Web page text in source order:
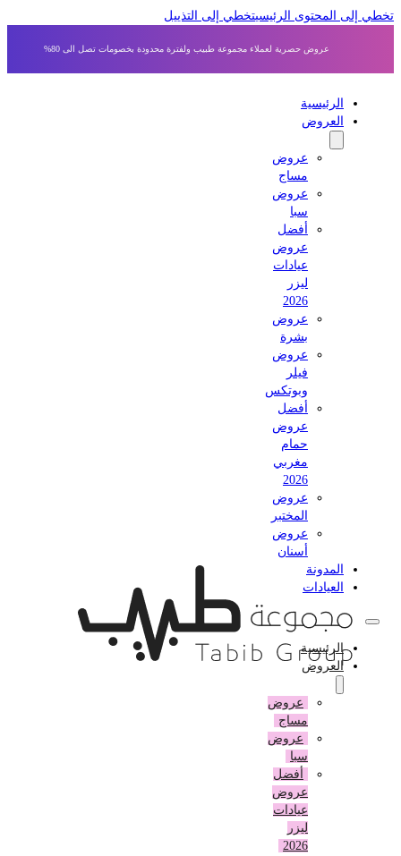
إلى المحتوى الرئيسي تخطي إلى التذييل
عروض حصرية لعملاء مجموعة طبيب ولفترة محدودة بخصومات تصل الى 80%
الرئيسية
العروض
عروض
مساج
عروض
أفضل
عروض
عيادات
2026
عروض
بشرة
عروض
وبوتكس
أفضل
عروض
حمام
مغربي
2026
عروض
المختبر
عروض
أسنان
المدونة
العيادات
الرئيسية
العروض
عروض
مساج
عروض
أفضل
عروض
عيادات
2026